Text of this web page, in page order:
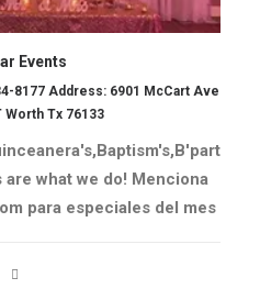
Events
8177 Address: 6901 McCart Ave
Worth Tx 76133
are what we do! Menciona
para especiales del mes